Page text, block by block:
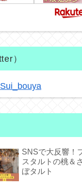
）
SNSで大反響！
スタルトの桃＆
ぼタルト